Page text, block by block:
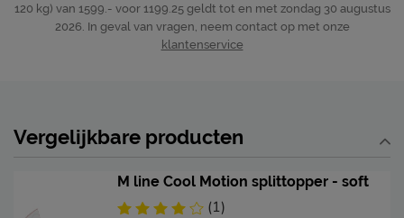
Garantie
5 jaar garantie volgens M
line voorwaarden
Locatie
Linie 27, 5405 AR, Uden,
info@mline.nl
120 kg) van 1599.- voor 1199.25 geldt tot en met zondag 30 augustus
2026. In geval van vragen, neem contact op met onze
klantenservice
Vergelijkbare producten
M line Cool Motion splittopper - soft
(1)